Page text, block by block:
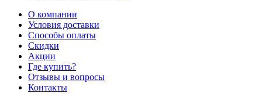
О компании
Условия доставки
Способы оплаты
Скидки
Акции
Где купить?
Отзывы и вопросы
Контакты